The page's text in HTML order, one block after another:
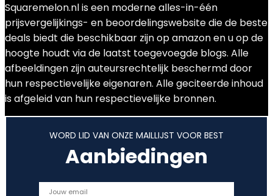
Squaremelon.nl is een moderne alles-in-één
prijsvergelijkings- en beoordelingswebsite die de beste
deals biedt die beschikbaar zijn op amazon en u op de
hoogte houdt via de laatst toegevoegde blogs. Alle
afbeeldingen zijn auteursrechtelijk beschermd door
hun respectievelijke eigenaren. Alle geciteerde inhoud
is afgeleid van hun respectievelijke bronnen.
WORD LID VAN ONZE MAILLIJST VOOR BEST
Aanbiedingen